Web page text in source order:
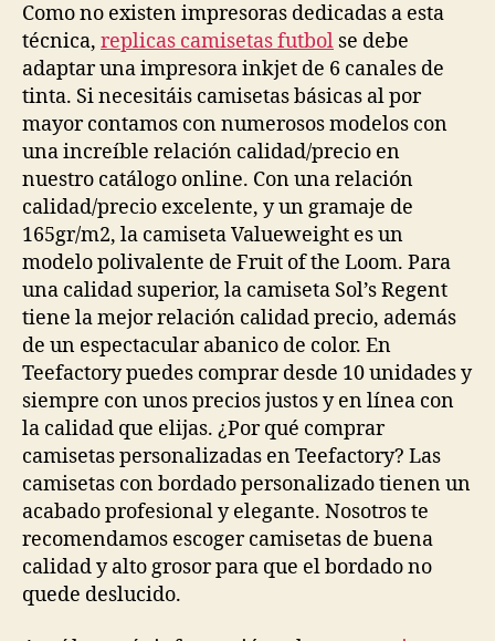
Como no existen impresoras dedicadas a esta
técnica, replicas camisetas futbol se debe
adaptar una impresora inkjet de 6 canales de
tinta. Si necesitáis camisetas básicas al por
mayor contamos con numerosos modelos con
una increíble relación calidad/precio en
nuestro catálogo online. Con una relación
calidad/precio excelente, y un gramaje de
165gr/m2, la camiseta Valueweight es un
modelo polivalente de Fruit of the Loom. Para
una calidad superior, la camiseta Sol’s Regent
tiene la mejor relación calidad precio, además
de un espectacular abanico de color. En
Teefactory puedes comprar desde 10 unidades y
siempre con unos precios justos y en línea con
la calidad que elijas. ¿Por qué comprar
camisetas personalizadas en Teefactory? Las
camisetas con bordado personalizado tienen un
acabado profesional y elegante. Nosotros te
recomendamos escoger camisetas de buena
calidad y alto grosor para que el bordado no
quede deslucido.